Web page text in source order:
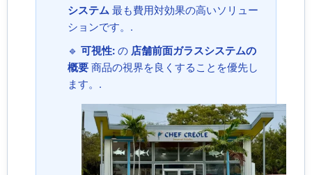
システム 最も費用対効果の高いソリュー
ションです。.
🔹 可視性: の 店舗前面ガラスシステムの
概要 商品の視界を良くすることを優先し
ます。.